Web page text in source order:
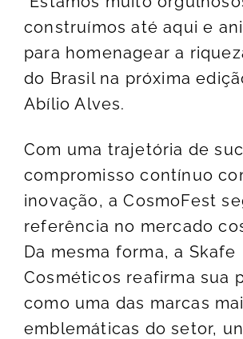
construímos até aqui e
para homenagear a
do Brasil na próxima
Abílio Alves.
Com uma trajetória de
compromisso contínuo
inovação, a CosmoFest
referência no mercado
Da mesma forma, a Skafe
Cosméticos reafirma sua
como uma das marcas
emblemáticas do setor,